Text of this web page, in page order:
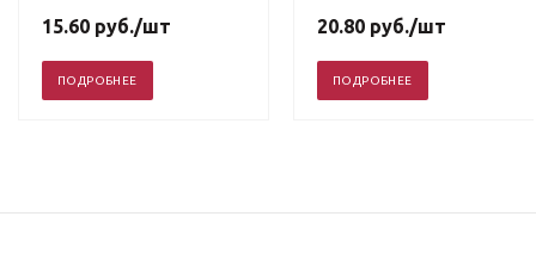
15.60 руб./шт
ПОДРОБНЕЕ
20.80 руб./шт
ПОДРОБНЕЕ